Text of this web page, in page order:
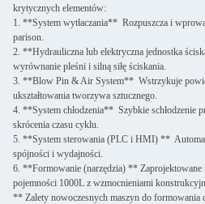
krytycznych elementów:
1. **System wytłaczania** ️ Rozpuszcza i
parison.
2. **Hydrauliczna lub elektryczna jednostka
wyrównanie pleśni i silną siłę ściskania.
3. **Blow Pin & Air System** ️ Wstrzykuje
ukształtowania tworzywa sztucznego.
4. **System chłodzenia** ️ Szybkie schłodzenie
skrócenia czasu cyklu.
5. **System sterowania (PLC i HMI) **
spójności i wydajności.
6. **Formowanie (narzędzia) ** Zaprojektowane
pojemności 1000L z wzmocnieniami
** Zalety nowoczesnych maszyn do